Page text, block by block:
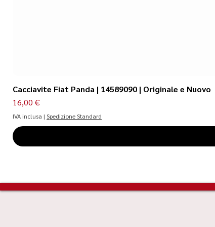
Cacciavite Fiat Panda | 14589090 | Originale e Nuovo
Prezzo
16,00 €
IVA inclusa | Spedizione Standard